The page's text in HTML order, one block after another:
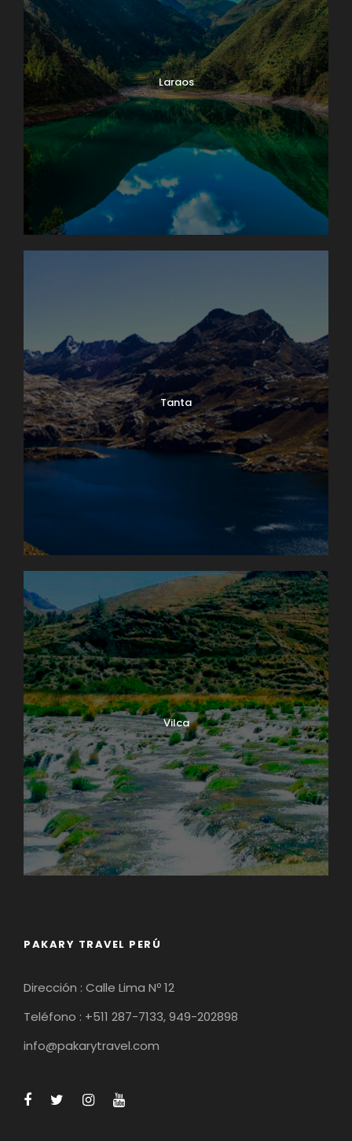
Laraos
Tanta
Vilca
PAKARY TRAVEL PERÚ
Dirección : Calle Lima Nº 12
Teléfono : +511 287-7133, 949-202898
info@pakarytravel.com